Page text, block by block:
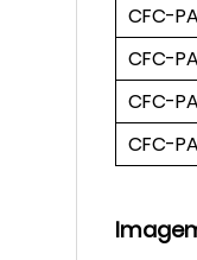
CFC-
CFC-
CFC-
CFC-